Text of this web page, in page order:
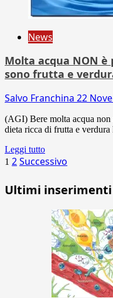
News
Molta acqua NON è
sono frutta e
Salvo Franchina 22
(AGI) Bere molta acqua
dieta ricca di frutta e verdura
Leggi tutto
Paginazione
degli
articoli
1 2Successivo
Ultimi inserimenti